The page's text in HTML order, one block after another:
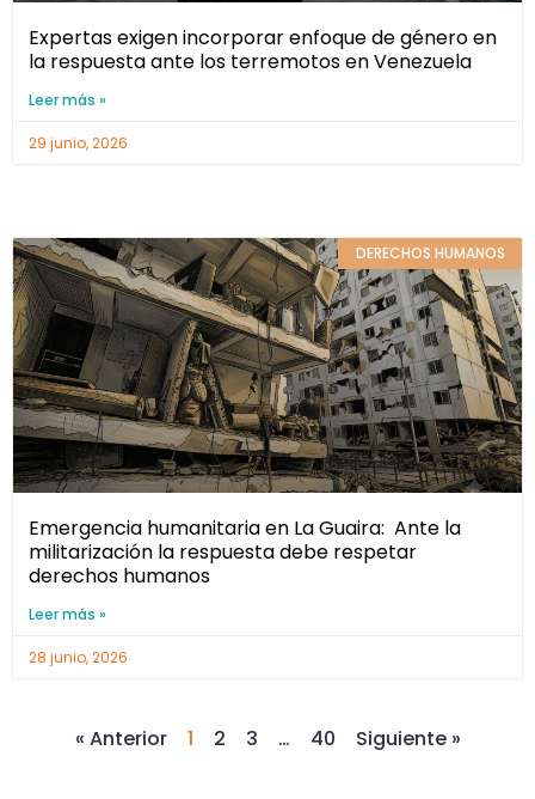
Expertas exigen incorporar enfoque de género en
la respuesta ante los terremotos en Venezuela
Leer más »
29 junio, 2026
DERECHOS HUMANOS
Emergencia humanitaria en La Guaira: Ante la
militarización la respuesta debe respetar
derechos humanos
Leer más »
28 junio, 2026
« Anterior 1 2 3 … 40 Siguiente »